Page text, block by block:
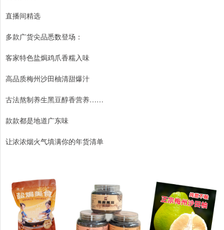
直播间精选
多款广货尖品悉数登场：
客家特色盐焗鸡爪香糯入味
高品质梅州沙田柚清甜爆汁
古法熬制养生黑豆醇香营养……
款款都是地道广东味
让浓浓烟火气填满你的年货清单